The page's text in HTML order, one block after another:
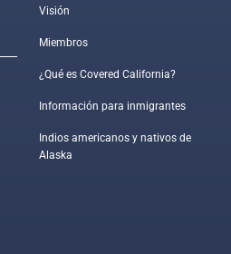
Visión
Miembros
¿Qué es Covered California?
Información para inmigrantes
Indios americanos y nativos de
Alaska